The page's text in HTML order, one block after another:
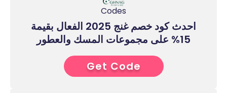
Codes
احدث كود خصم غنج 2025 الفعال بقيمة
15% على مجموعات المسك والعطور
2****
Get Code